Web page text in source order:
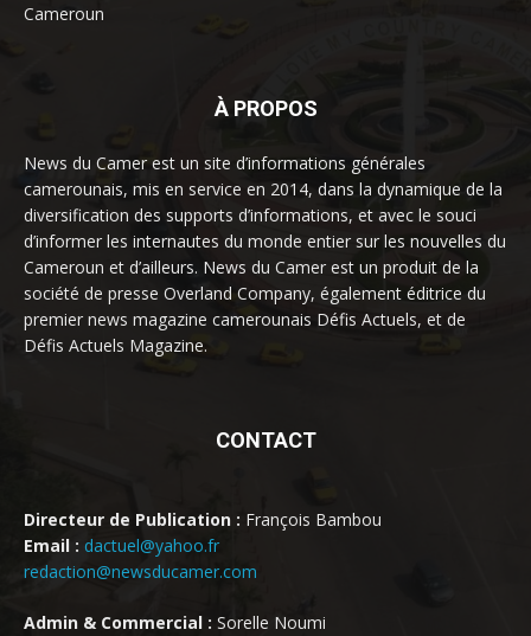
Cameroun
À PROPOS
News du Camer est un site d’informations générales
camerounais, mis en service en 2014, dans la dynamique de la
diversification des supports d’informations, et avec le souci
d’informer les internautes du monde entier sur les nouvelles du
Cameroun et d’ailleurs. News du Camer est un produit de la
société de presse Overland Company, également éditrice du
premier news magazine camerounais Défis Actuels, et de
Défis Actuels Magazine.
CONTACT
Directeur de Publication : François Bambou
Email : dactuel@yahoo.fr
redaction@newsducamer.com
Admin & Commercial : Sorelle Noumi